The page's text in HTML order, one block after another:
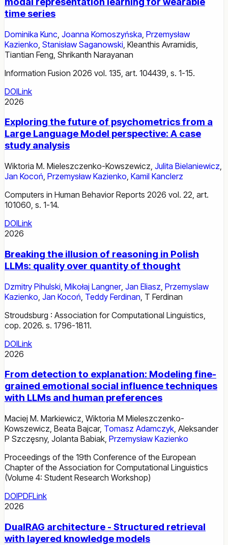
time series
Dominika Kunc Joanna Komoszyńska Przemysław
Kazienko Stanisław Saganowski Kleanthis Avramidis
Tiantian Feng Shrikanth Narayanan
Information Fusion 2026 vol. 135, art. 104439, s. 1-15.
DOILink
2026
Exploring the future of psychometrics from a
Large Language Model perspective: A case
study analysis
Wiktoria M. Mieleszczenko-Kowszewicz, Julita Bielaniewicz,
Jan Kocoń, Przemysław Kazienko, Kamil Kanclerz
Computers in Human Behavior Reports 2026 vol. 22, art.
101060, s. 1-14.
DOILink
2026
Breaking the illusion of reasoning in Polish
LLMs: quality over quantity of thought
Dzmitry Pihulski Mikołaj Langner, Jan Eliasz Przemyslaw
Kazienko Jan Kocoń Teddy Ferdinan T Ferdinan
Stroudsburg : Association for Computational Linguistics,
cop. 2026. s. 1796-1811.
DOILink
2026
From detection to explanation: Modeling fine-
grained emotional social influence techniques
with LLMs and human preferences
Maciej M. Markiewicz Wiktoria M Mieleszczenko-
Kowszewicz Beata Bajcar, Tomasz Adamczyk Aleksander
P Szczęsny, Jolanta Babiak Przemysław Kazienko
Proceedings of the 19th Conference of the European
Chapter of the Association for Computational Linguistics
(Volume 4: Student Research Workshop)
DOIPDFLink
2026
DualRAG architecture - Structured retrieval
with layered knowledge models